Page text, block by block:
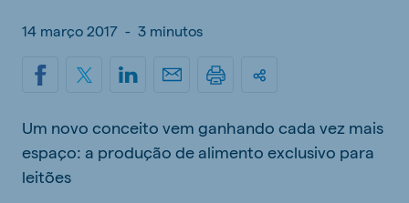
14 março 2017 - 3 minutos
Um novo conceito vem ganhando cada vez mais
espaço: a produção de alimento exclusivo para
leitões